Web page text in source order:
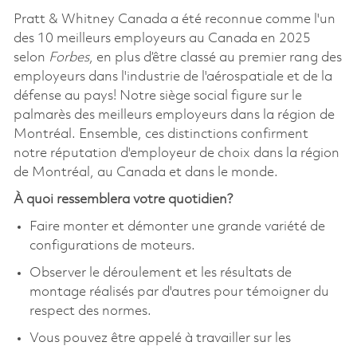
Pratt & Whitney Canada a été reconnue comme l'un
des 10 meilleurs employeurs au Canada en 2025
selon Forbes, en plus d’être classé au premier rang des
employeurs dans l'industrie de l'aérospatiale et de la
défense au pays! Notre siège social figure sur le
palmarès des meilleurs employeurs dans la région de
Montréal. Ensemble, ces distinctions confirment
notre réputation d'employeur de choix dans la région
de Montréal, au Canada et dans le monde.
À quoi ressemblera votre quotidien?
Faire monter et démonter une grande variété de
configurations de moteurs.
Observer le déroulement et les résultats de
montage réalisés par d'autres pour témoigner du
respect des normes.
Vous pouvez être appelé à travailler sur les